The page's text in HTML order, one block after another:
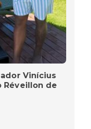
Vinícius
Réveillon de